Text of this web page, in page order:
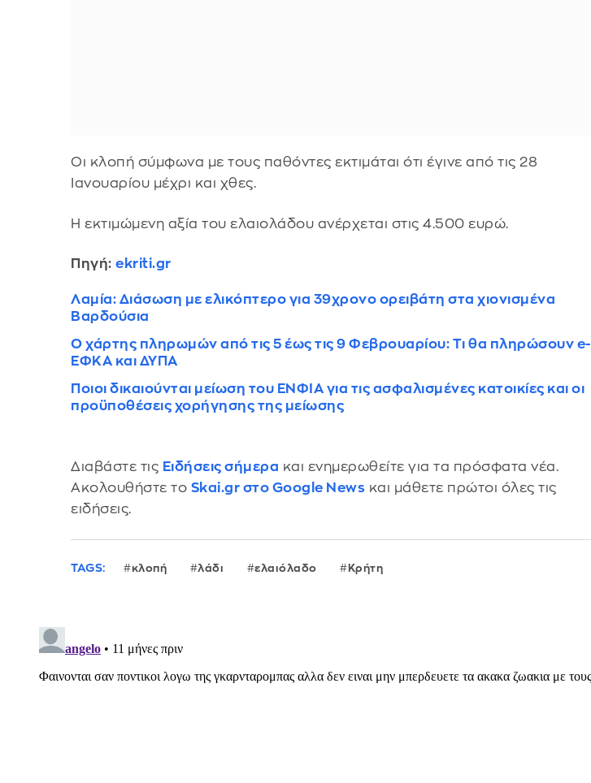
Οι κλοπή σύμφωνα με τους παθόντες εκτιμάται ότι έγινε από τις 28
Ιανουαρίου μέχρι και χθες.
Η εκτιμώμενη αξία του ελαιολάδου ανέρχεται στις 4.500 ευρώ.
Πηγή: ekriti.gr
Λαμία: Διάσωση με ελικόπτερο για 39χρονο ορειβάτη στα χιονισμένα
Βαρδούσια
Ο χάρτης πληρωμών από τις 5 έως τις 9 Φεβρουαρίου: Τι θα πληρώσουν e-
ΕΦΚΑ και ΔΥΠΑ
Ποιοι δικαιούνται μείωση του ΕΝΦΙΑ για τις ασφαλισμένες κατοικίες και οι
προϋποθέσεις χορήγησης της μείωσης
Διαβάστε τις Ειδήσεις σήμερα και ενημερωθείτε για τα πρόσφατα νέα.
Ακολουθήστε το Skai.gr στο Google News και μάθετε πρώτοι όλες τις
ειδήσεις.
TAGS: κλοπή λάδι ελαιόλαδο Κρήτη